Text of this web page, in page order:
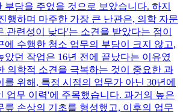
부담을 주었을 것으로 보았습니다. 하지
행하며 마주한 가장 큰 난관은, 의학 자문
관련성이 낮다'는 소견을 받았다는 점이
에 수행한 청소 업무의 부담이 크지 않고,
았던 작업은 16년 전에 끝났다는 이유였
의학적 소견을 극복하는 것이 중요한 과
를 위해, 특정 시점의 업무가 아닌 30년에
업무 이력'에 주목했습니다. 과거의 높은
릎 손상의 기초를 형성했고, 이후의 업무